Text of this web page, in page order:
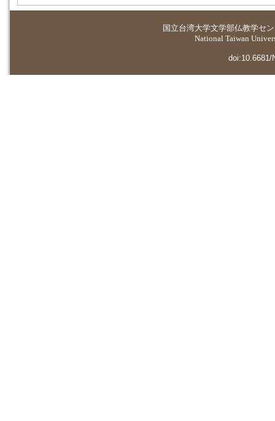
国立台湾大学文学部仏教学セ
National Taiwan
doi:10.6681/